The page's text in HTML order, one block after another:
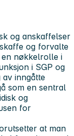
og anskaffelser
og forvalte
nøkkelrolle i
i SGP og
inngåtte
som en sentral
og
for
at man